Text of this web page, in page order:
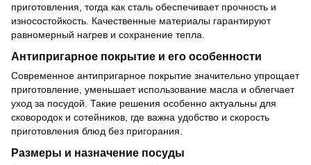
приготовления, тогда как сталь обеспечивает прочность и
износостойкость. Качественные материалы гарантируют
равномерный нагрев и сохранение тепла.
Антипригарное покрытие и его особенности
Современное антипригарное покрытие значительно упрощает
приготовление, уменьшает использование масла и облегчает
уход за посудой. Такие решения особенно актуальны для
сковородок и сотейников, где важна удобство и скорость
приготовления блюд без пригорания.
Размеры и назначение посуды